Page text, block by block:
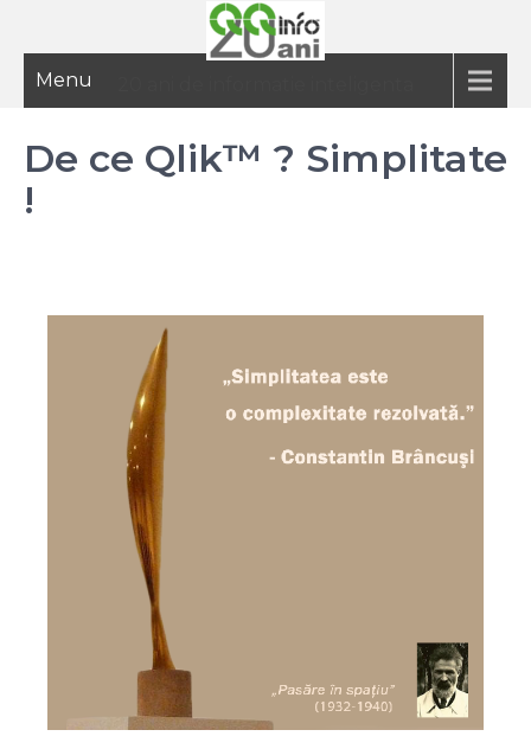
Menu
De ce Qlik™ ? Simplitate
!